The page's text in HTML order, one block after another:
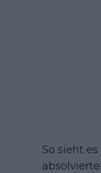
So sieht